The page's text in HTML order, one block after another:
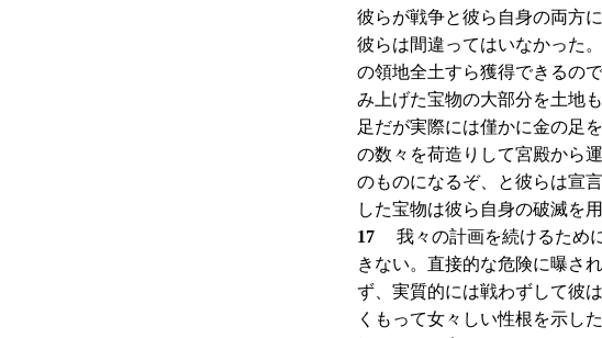
彼らが戦争と彼ら自身の両方
彼らは間違ってはいなかった
の領地全土すら獲得できるの
み上げた宝物の大部分を土地
足だが実際には僅かに金の足
の数々を荷造りして宮殿から
のものになるぞ、と彼らは宣
した宝物は彼ら自身の破滅を
17 我々の計画を続けるため
きない。直接的な危険に曝さ
ず、実質的には戦わずして彼
くもって女々しい性根を示し